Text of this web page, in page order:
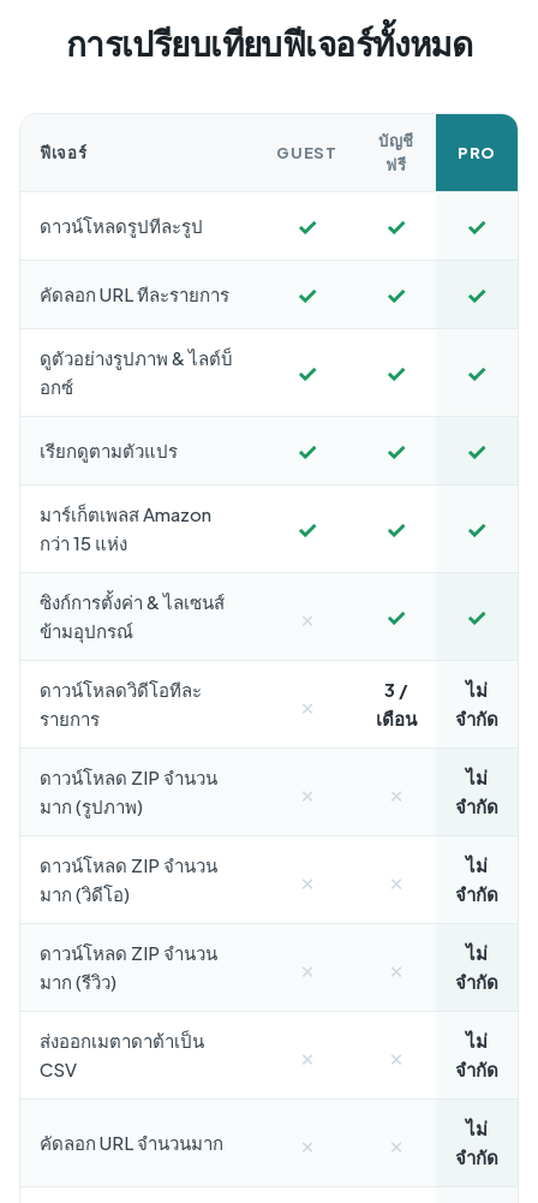
การเปรียบเทียบฟีเจอร์ทั้งหมด
ฟีเจอร์ GUEST
บัญชี
ฟรี
PRO
ดาวน์โหลดรูปทีละรูป ✓ ✓ ✓
คัดลอก URL ทีละรายการ ✓ ✓ ✓
ดูตัวอย่างรูปภาพ & ไลต์บ็
อกซ์
✓ ✓ ✓
เรียกดูตามตัวแปร ✓ ✓ ✓
มาร์เก็ตเพลส Amazon
กว่า 15 แห่ง
✓ ✓ ✓
ซิงก์การตั้งค่า & ไลเซนส์
ข้ามอุปกรณ์
× ✓ ✓
ดาวน์โหลดวิดีโอทีละ
รายการ
×
3 /
เดือน
ไม่
จำกัด
ดาวน์โหลด ZIP จำนวน
มาก (รูปภาพ)
× ×
ไม่
จำกัด
ดาวน์โหลด ZIP จำนวน
มาก (วิดีโอ)
× ×
ไม่
จำกัด
ดาวน์โหลด ZIP จำนวน
มาก (รีวิว)
× ×
ไม่
จำกัด
ส่งออกเมตาดาต้าเป็น
CSV
× ×
ไม่
จำกัด
คัดลอก URL จำนวนมาก × ×
ไม่
จำกัด